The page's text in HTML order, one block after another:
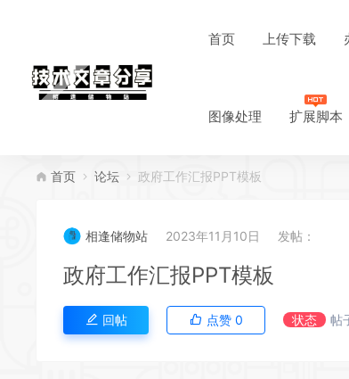
首页 上传下载
图像处理 扩展脚本
首页 论坛 政府工作汇报PPT模板
相逢储物站 2023年11月10日 发帖：
政府工作汇报PPT模板
回帖 点赞 0 状态 帖